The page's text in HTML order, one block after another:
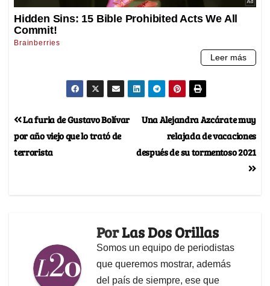
Una Alejandra Azcárate muy
relajada de vacaciones
después de su tormentoso 2021
La furia de Gustavo Bolívar
por año viejo que lo trató de
terrorista
PorLas Dos Orillas
Somos un equipo de periodistas
que queremos mostrar, además
del país de siempre, ese que